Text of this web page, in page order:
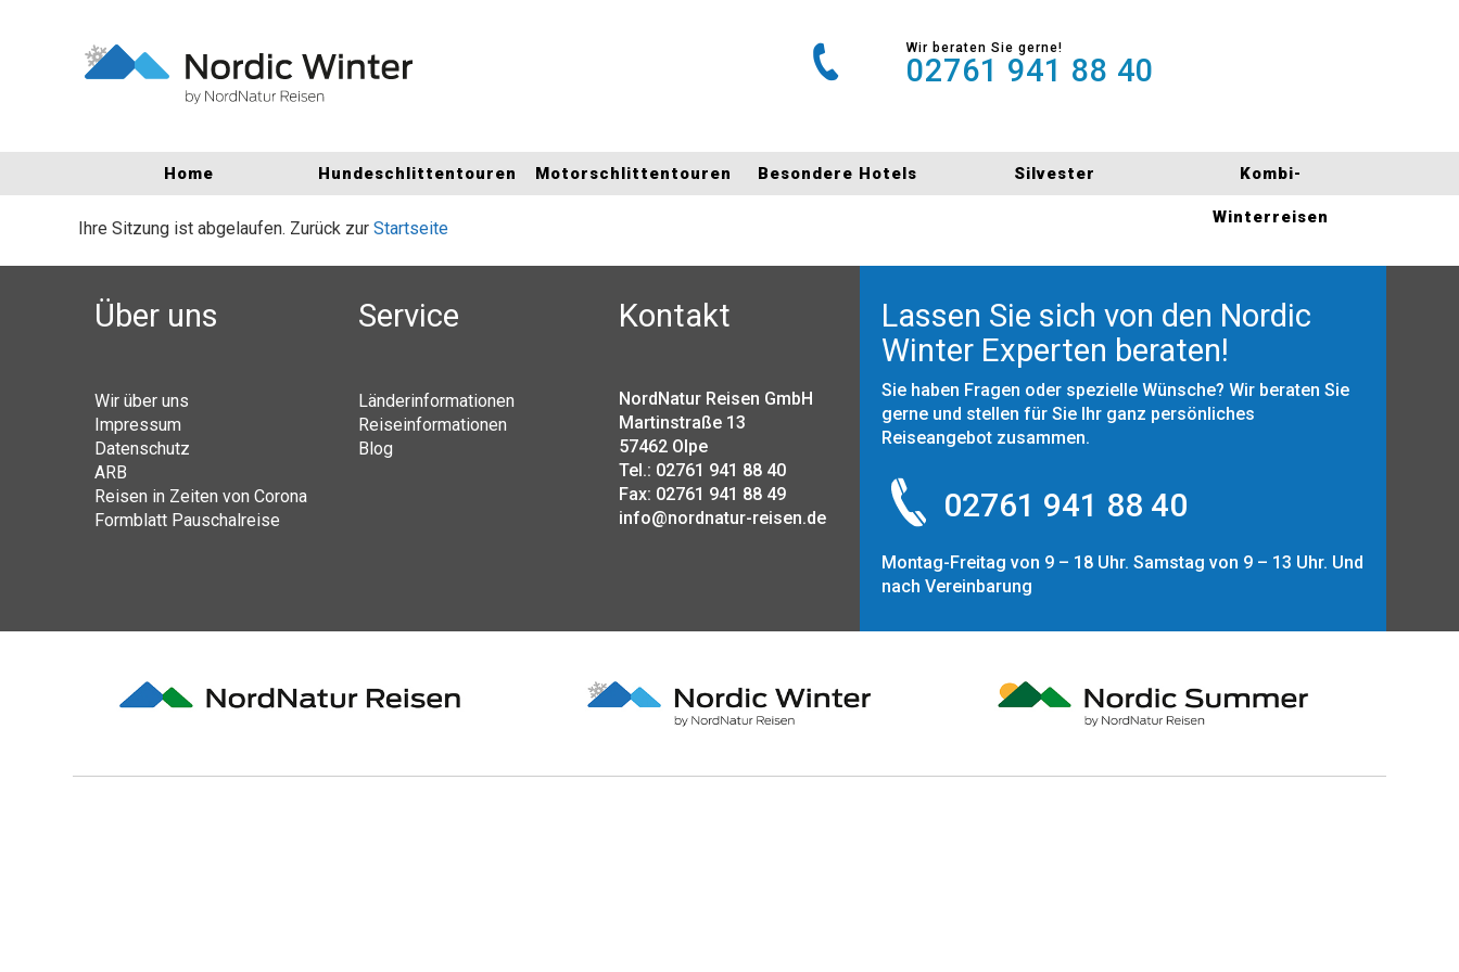
Wir beraten Sie gerne!
02761 941 88 40
Home Hundeschlittentouren Motorschlittentouren Besondere Hotels Silvester Kombi-
Winterreisen
Ihre Sitzung ist abgelaufen. Zurück zur Startseite
Über uns
Wir über uns
Impressum
Datenschutz
ARB
Reisen in Zeiten von Corona
Formblatt Pauschalreise
Service
Länderinformationen
Reiseinformationen
Blog
Kontakt
NordNatur Reisen GmbH
Martinstraße 13
57462 Olpe
Tel.: 02761 941 88 40
Fax: 02761 941 88 49
info@nordnatur-reisen.de
Lassen Sie sich von den Nordic
Winter Experten beraten!
Sie haben Fragen oder spezielle Wünsche? Wir beraten Sie
gerne und stellen für Sie Ihr ganz persönliches
Reiseangebot zusammen.
02761 941 88 40
Montag-Freitag von 9 – 18 Uhr. Samstag von 9 – 13 Uhr. Und
nach Vereinbarung